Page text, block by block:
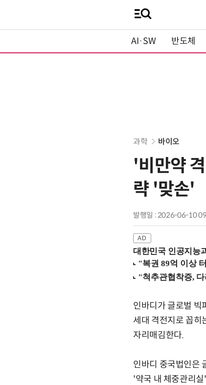
AI·SW 반도체
과학 바이오
'비만약
략 '맞손'
발행일 : 2026-06-10
대한민국 인공지능
인바디가 글로벌 빅
세대 격전지로 꼽히
자리매김한다.
인바디 중국법인은
'약국 내 체중관리